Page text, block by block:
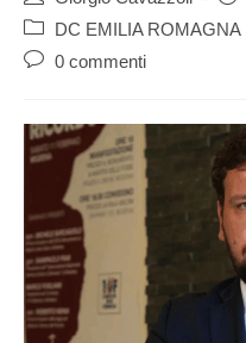
DC EMILIA ROMAGNA
0 commenti